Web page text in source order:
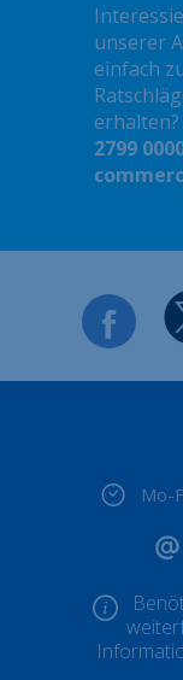
unserer
einfach
2799
Mo-